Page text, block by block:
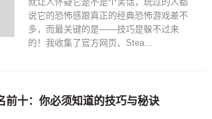
说它的恐怖感跟真正的经典恐怖游戏差不
多，而最关键的是——技巧是躲不过来
的！我收集了官方网页、Stea...
前十：你必须知道的技巧与秘诀